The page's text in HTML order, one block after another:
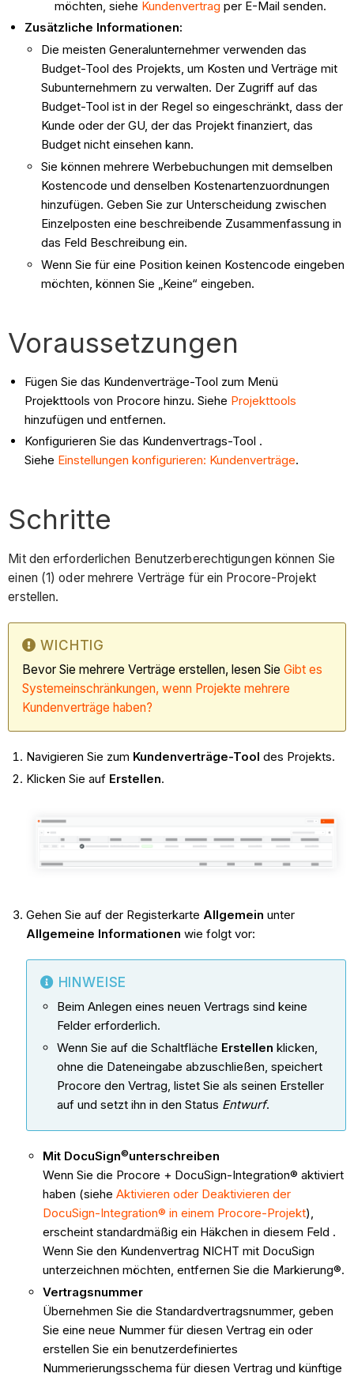
möchten, siehe Kundenvertrag per E-Mail senden.
Zusätzliche Informationen:
Die meisten Generalunternehmer verwenden das
Budget-Tool des Projekts, um Kosten und Verträge mit
Subunternehmern zu verwalten. Der Zugriff auf das
Budget-Tool ist in der Regel so eingeschränkt, dass der
Kunde oder der GU, der das Projekt finanziert, das
Budget nicht einsehen kann.
Sie können mehrere Werbebuchungen mit demselben
Kostencode und denselben Kostenartenzuordnungen
hinzufügen. Geben Sie zur Unterscheidung zwischen
Einzelposten eine beschreibende Zusammenfassung in
das Feld Beschreibung ein.
Wenn Sie für eine Position keinen Kostencode eingeben
möchten, können Sie „Keine“ eingeben.
Voraussetzungen
Fügen Sie das Kundenverträge-Tool zum Menü
Projekttools von Procore hinzu. Siehe Projekttools
hinzufügen und entfernen.
Konfigurieren Sie das Kundenvertrags-Tool .
Siehe Einstellungen konfigurieren: Kundenverträge.
Schritte
Mit den erforderlichen Benutzerberechtigungen können Sie
einen (1) oder mehrere Verträge für ein Procore-Projekt
erstellen.
WICHTIG
Bevor Sie mehrere Verträge erstellen, lesen SieGibt es
Systemeinschränkungen, wenn Projekte mehrere
Kundenverträge haben?
Navigieren Sie zum Kundenverträge-Tool des Projekts.
Klicken Sie auf Erstellen.
Gehen Sie auf der Registerkarte Allgemein unter
Allgemeine Informationen wie folgt vor:
HINWEISE
Beim Anlegen eines neuen Vertrags sind keine
Felder erforderlich.
Wenn Sie auf die Schaltfläche Erstellen klicken,
ohne die Dateneingabe abzuschließen, speichert
Procore den Vertrag, listet Sie als seinen Ersteller
auf und setzt ihn in den Status Entwurf.
Mit DocuSign©unterschreiben
Wenn Sie die Procore + DocuSign-Integration® aktiviert
haben (siehe Aktivieren oder Deaktivieren der
DocuSign-Integration® in einem Procore-Projekt),
erscheint standardmäßig ein Häkchen in diesem Feld .
Wenn Sie den Kundenvertrag NICHT mit DocuSign
unterzeichnen möchten, entfernen Sie die Markierung®.
Vertragsnummer
Übernehmen Sie die Standardvertragsnummer, geben
Sie eine neue Nummer für diesen Vertrag ein oder
erstellen Sie ein benutzerdefiniertes
Nummerierungsschema für diesen Vertrag und künftige